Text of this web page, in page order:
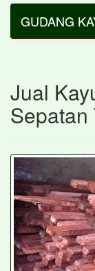
GUDANG
Jual
Sepatan